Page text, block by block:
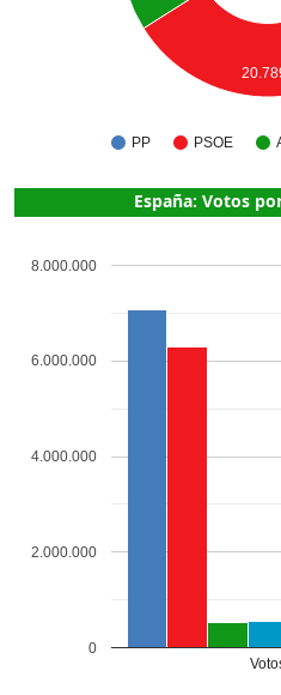
PP PSOE
España: Votos
0
2.000.000
4.000.000
6.000.000
8.000.000